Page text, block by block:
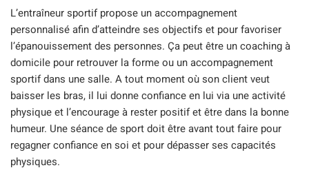
L’entraîneur sportif propose un accompagnement
personnalisé afin d’atteindre ses objectifs et pour favoriser
l’épanouissement des personnes. Ça peut être un coaching à
domicile pour retrouver la forme ou un accompagnement
sportif dans une salle. A tout moment où son client veut
baisser les bras, il lui donne confiance en lui via une activité
physique et l’encourage à rester positif et être dans la bonne
humeur. Une séance de sport doit être avant tout faire pour
regagner confiance en soi et pour dépasser ses capacités
physiques.